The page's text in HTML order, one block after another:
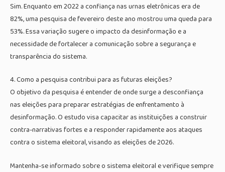
Sim. Enquanto em 2022 a confiança nas urnas eletrônicas era de
82%, uma pesquisa de fevereiro deste ano mostrou uma queda para
53%. Essa variação sugere o impacto da desinformação e a
necessidade de fortalecer a comunicação sobre a segurança e
transparência do sistema.
4. Como a pesquisa contribui para as futuras eleições?
O objetivo da pesquisa é entender de onde surge a desconfiança
nas eleições para preparar estratégias de enfrentamento à
desinformação. O estudo visa capacitar as instituições a construir
contra-narrativas fortes e a responder rapidamente aos ataques
contra o sistema eleitoral, visando as eleições de 2026.
Mantenha-se informado sobre o sistema eleitoral e verifique sempre